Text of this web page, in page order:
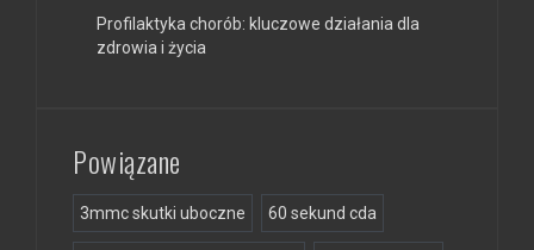
Profilaktyka chorób: kluczowe działania dla
zdrowia i życia
Powiązane
3mmc skutki uboczne 60 sekund cda